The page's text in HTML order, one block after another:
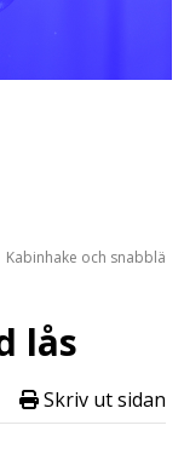
Kabinhake och snabblänk
lås
Skriv ut sidan